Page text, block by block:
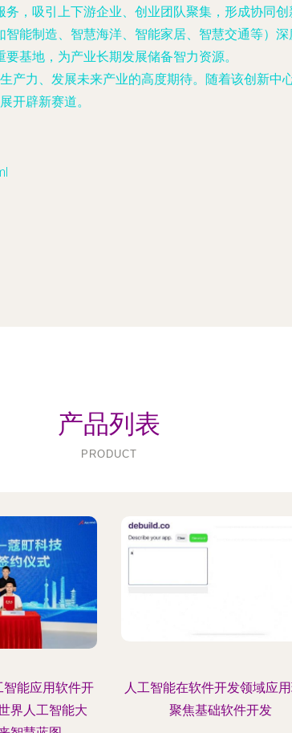
，吸引上下游企业、创业团队聚集，形成协同创
能制造、智慧海洋、智能家居、智慧交通等）
基地，为产业长期发展储备智力资源。
产力、发展未来产业的高度期待。随着该创新
开辟新赛道。
产品列表
PRODUCT
能应用软件开
界人工智能大
人工智能在软件开发领域应
聚焦基础软件开发